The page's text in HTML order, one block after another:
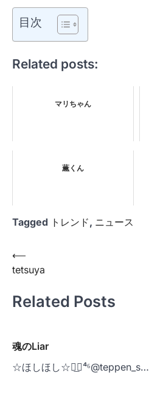
目次
Related posts:
マリちゃん
薫くん
Tagged トレンド, ニュース
投
稿
ナ
ー
シ
⟵
tetsuya
Related Posts
魂のLiar
☆ほしほし☆◢͟￨⁴⁶@teppen_s…